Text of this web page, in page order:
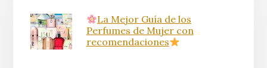
La Mejor Guía de los
Perfumes de Mujer con
recomendaciones